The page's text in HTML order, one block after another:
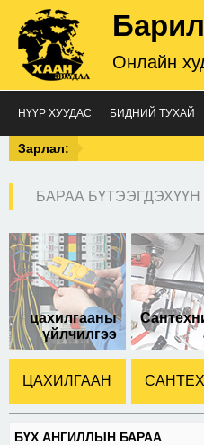
Онлайн
НҮҮР ХУУДАС БИДНИЙ ТУХАЙ
Зарлал:
БАРАА БҮТЭЭГДЭХҮҮН
цахилгааны
үйлчилгээ
ЦАХИЛГААН
БҮХ АНГИЛЛЫН БАРАА